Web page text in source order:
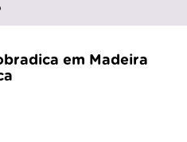
em Madeira